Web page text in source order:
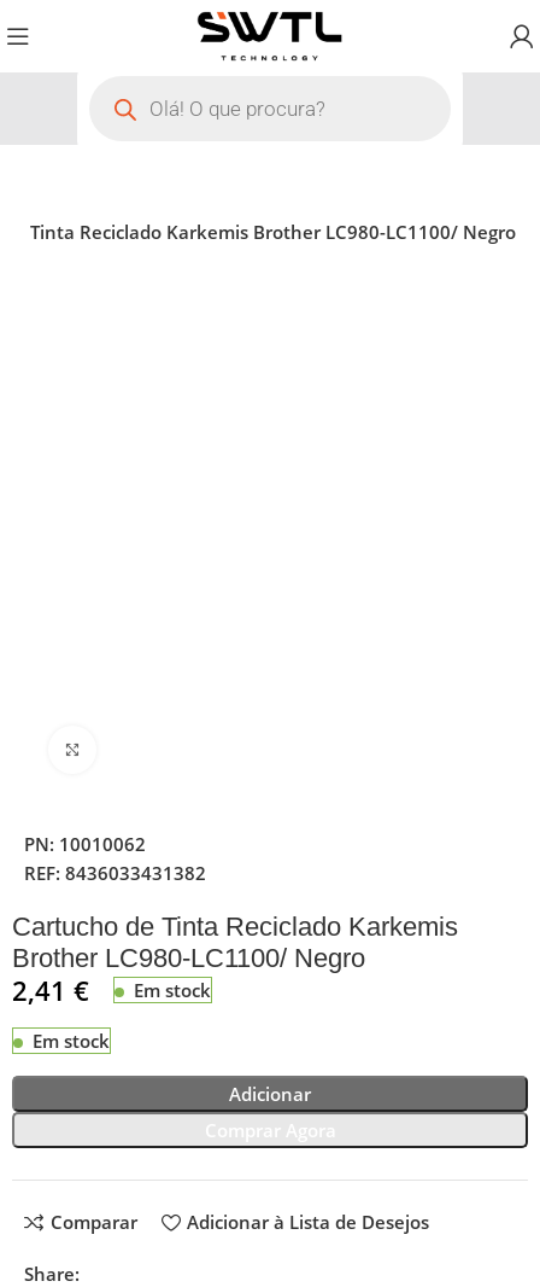
Tinta Reciclado Karkemis Brother LC980-LC1100/ Negro
PN: 10010062
REF:8436033431382
Cartucho de Tinta Reciclado Karkemis
Brother LC980-LC1100/ Negro
2,41€ Em stock
Em stock
Adicionar
Comparar Adicionar à Lista de Desejos
Share: